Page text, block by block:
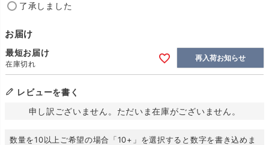
了承しました
お届け
最短お届け
在庫切れ
再入荷お知らせ
レビューを書く
申し訳ございません。ただいま在庫がございません。
数量を10以上ご希望の場合「10+」を選択すると数字を書き込めま